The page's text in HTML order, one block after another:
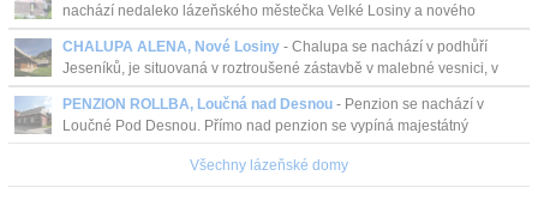
nachází nedaleko lázeňského městečka Velké Losiny a nového
Termálního parku s venkovními i vnitřními bazény, na...
CHALUPA ALENA, Nové Losiny - Chalupa se nachází v podhůří
Jeseníků, je situovaná v roztroušené zástavbě v malebné vesnici, v
údolí podél potoka. Jeseníky jsou druhý...
PENZION ROLLBA, Loučná nad Desnou - Penzion se nachází v
Loučné Pod Desnou. Přímo nad penzion se vypíná majestátný
Mravenečník, s ním sousedí nejvyšší hora Jeseníků a Mora...
Všechny lázeňské domy